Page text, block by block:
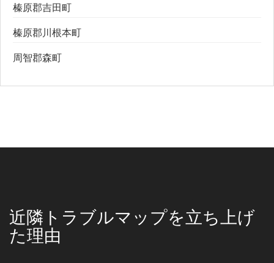
榛原郡吉田町
榛原郡川根本町
周智郡森町
近隣トラブルマップを立ち上げ
た理由